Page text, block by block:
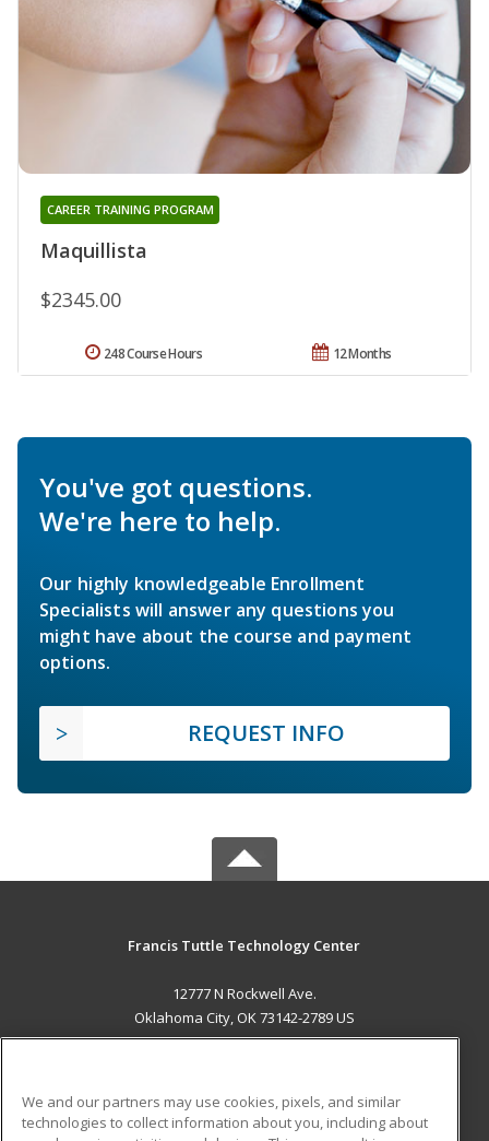
Maquillista
CAREER TRAINING PROGRAM
$2345.00
12 Months
248 Course Hours
You've got questions.
We're here to help.
Our highly knowledgeable Enrollment
Specialists will answer any questions you
might have about the course and payment
options.
REQUEST INFO
Francis Tuttle Technology Center
12777 N Rockwell Ave.
Oklahoma City, OK 73142-2789 US
We and our partners may use cookies, pixels, and similar
technologies to collect information about you, including about